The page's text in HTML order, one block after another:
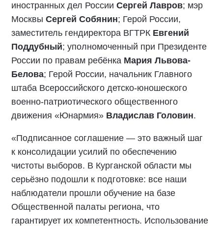
иностранных дел России Сергей Лавров; мэр
Москвы Сергей Собянин; Герой России,
заместитель гендиректора ВГТРК Евгений
Поддубный; уполномоченный при Президенте
России по правам ребёнка Мария Львова-
Белова; Герой России, начальник Главного
штаба Всероссийского детско-юношеского
военно-патриотического общественного
движения «Юнармия» Владислав Головин.
«Подписанное соглашение — это важный шаг
к консолидации усилий по обеспечению
чистоты выборов. В Курганской области мы
серьёзно подошли к подготовке: все наши
наблюдатели прошли обучение на базе
Общественной палаты региона, что
гарантирует их компетентность. Использование